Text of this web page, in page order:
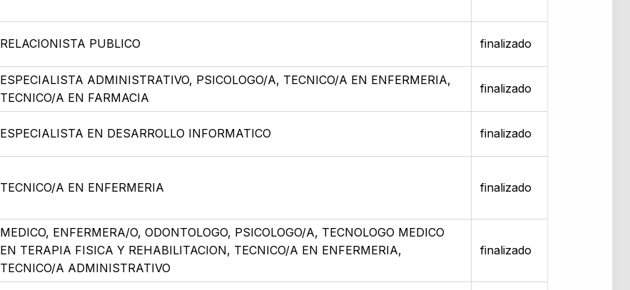
RELACIONISTA PUBLICO finalizado
ESPECIALISTA ADMINISTRATIVO, PSICOLOGO/A, TECNICO/A EN ENFERMERIA,
TECNICO/A EN FARMACIA
finalizado
ESPECIALISTA EN DESARROLLO INFORMATICO finalizado
TECNICO/A EN ENFERMERIA finalizado
MEDICO, ENFERMERA/O, ODONTOLOGO, PSICOLOGO/A, TECNOLOGO MEDICO
EN TERAPIA FISICA Y REHABILITACION, TECNICO/A EN ENFERMERIA,
TECNICO/A ADMINISTRATIVO
finalizado